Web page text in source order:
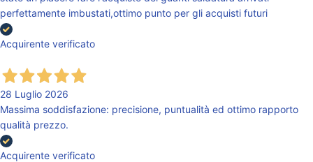
perfettamente imbustati,ottimo punto per gli acquisti futuri
Acquirente verificato
28 Luglio 2026
Massima soddisfazione: precisione, puntualità ed ottimo rapporto
qualità prezzo.
Acquirente verificato